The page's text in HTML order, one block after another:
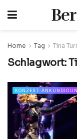
Home Tag Tina
Schlagwort:
KONZERT-